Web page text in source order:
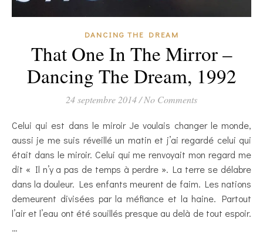
DANCING THE DREAM
That One In The Mirror –
Dancing The Dream, 1992
24 septembre 2014/ No Comments
Celui qui est dans le miroir Je voulais changer le monde,
aussi je me suis réveillé un matin et j’ai regardé celui qui
était dans le miroir. Celui qui me renvoyait mon regard me
dit « Il n’y a pas de temps à perdre ». La terre se délabre
dans la douleur. Les enfants meurent de faim. Les nations
demeurent divisées par la méfiance et la haine. Partout
l’air et l’eau ont été souillés presque au delà de tout espoir.
…